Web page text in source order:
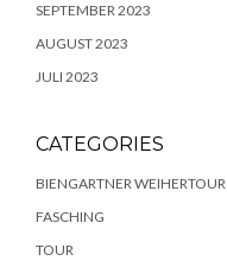
SEPTEMBER 2023
AUGUST 2023
JULI 2023
CATEGORIES
BIENGARTNER WEIHERTOUR
FASCHING
TOUR